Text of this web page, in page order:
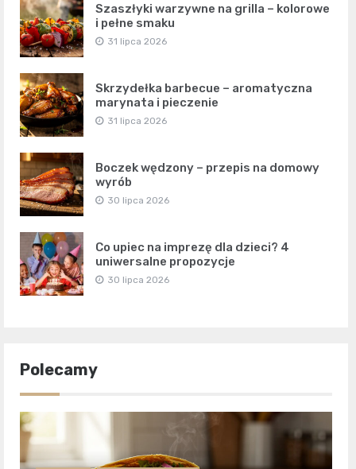
Szaszłyki warzywne na grilla – kolorowe
i pełne smaku
31 lipca 2026
Skrzydełka barbecue – aromatyczna
marynata i pieczenie
31 lipca 2026
Boczek wędzony – przepis na domowy
wyrób
30 lipca 2026
Co upiec na imprezę dla dzieci? 4
uniwersalne propozycje
30 lipca 2026
Polecamy